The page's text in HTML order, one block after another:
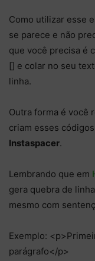
Como utilizar esse
se parece e não
que você precisa é
[ㅤ] e colar no seu
linha.
Outra forma é você
criam esses
Instaspacer.
Lembrando que em
gera quebra de
mesmo com
Exemplo:
parágrafo</p>